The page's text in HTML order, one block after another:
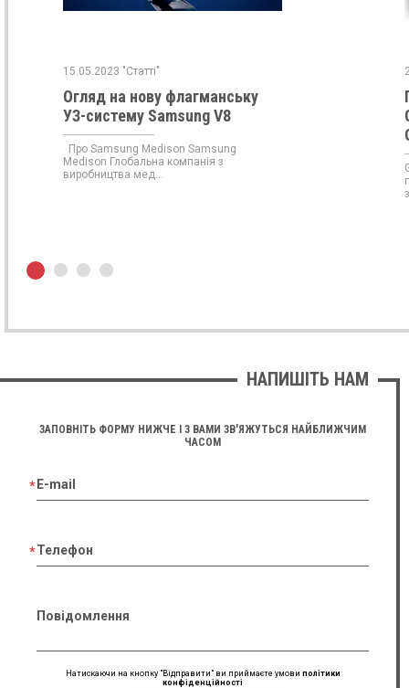
15.05.2023 "Статті"
Огляд на нову флагманську
УЗ-систему Samsung V8
Про Samsung Medison Samsung
Medison Глобальна компанія з
виробництва мед...
НАПИШІТЬ НАМ
ЗАПОВНІТЬ ФОРМУ НИЖЧЕ І З ВАМИ ЗВ'ЯЖУТЬСЯ НАЙБЛИЖЧИМ
ЧАСОМ
E-mail
Телефон
Повідомлення
Натискаючи на кнопку "Відправити" ви приймаєте умови політики
конфіденційності